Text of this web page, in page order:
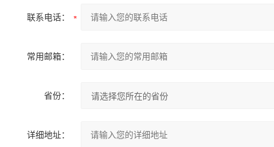
联系电话：
常用邮箱：
省份：
详细地址：